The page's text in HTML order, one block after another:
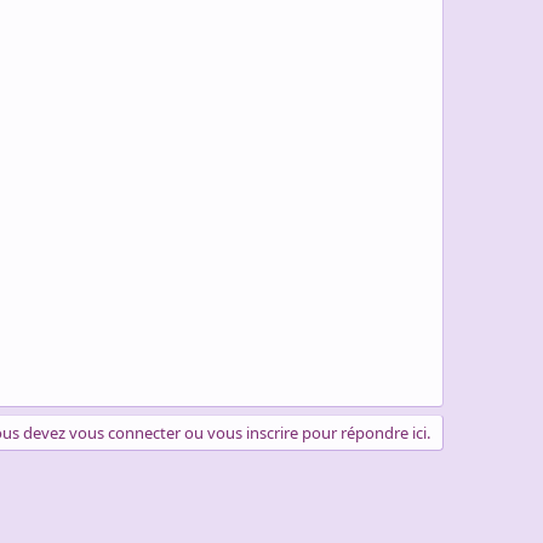
devez vous connecter ou vous inscrire pour répondre ici.